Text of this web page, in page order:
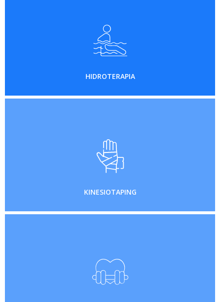
HIDROTERAPIA
KINESIOTAPING